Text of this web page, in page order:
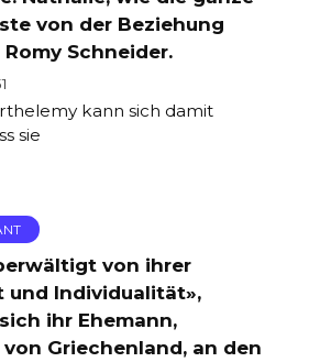
von der Beziehung
Schneider.
kann sich damit
sie
von ihrer
und Individualität»,
ihr Ehemann,
Griechenland, an den